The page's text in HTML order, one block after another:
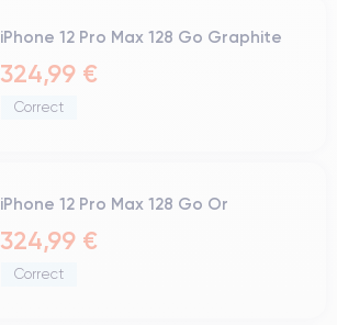
iPhone 12 Pro Max 128 Go Graphite
324,99 €
Correct
iPhone 12 Pro Max 128 Go Or
324,99 €
Correct